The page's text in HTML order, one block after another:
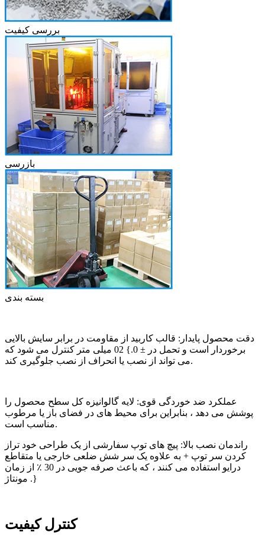
بررسی کیفیت
بازرسی
بسته بندی
دقت محصول پایدار: قالب کاربید از مقاومت در برابر سایش بالایی
برخوردار است و تحمل در ± 0.} 02 میلی متر کنترل می شود که
می تواند از نصب یا انحراف از نصب جلوگیری کند.
عملکرد ضد خوردگی قوی: لایه گالوانیزه کل سطح محصول را
پوشش می دهد ، بنابراین برای محیط های در فضای باز یا مرطوب
مناسب است.
راندمان نصب بالا: پیچ های توپ سفارشی از یک طراحی خود تراز
کردن سر توپ + به علاوه یک سر شش ضلعی خارجی یا متقاطع
درایو استفاده می کنند ، که باعث صرفه جویی در 30 ٪ از زمان
مونتاژ .}
کنترل کیفیت